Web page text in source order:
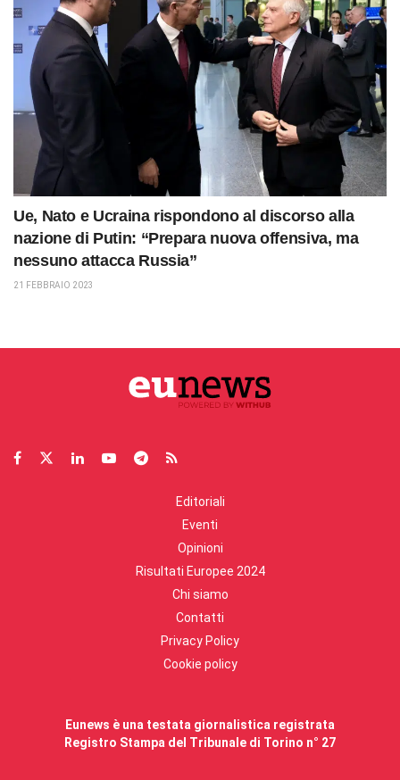
Ue, Nato e Ucraina rispondono al discorso alla
nazione di Putin: “Prepara nuova offensiva, ma
nessuno attacca Russia”
21 FEBBRAIO 2023
Editoriali
Eventi
Opinioni
Risultati Europee 2024
Chi siamo
Contatti
Privacy Policy
Cookie policy
Eunews è una testata giornalistica registrata
Registro Stampa del Tribunale di Torino n° 27